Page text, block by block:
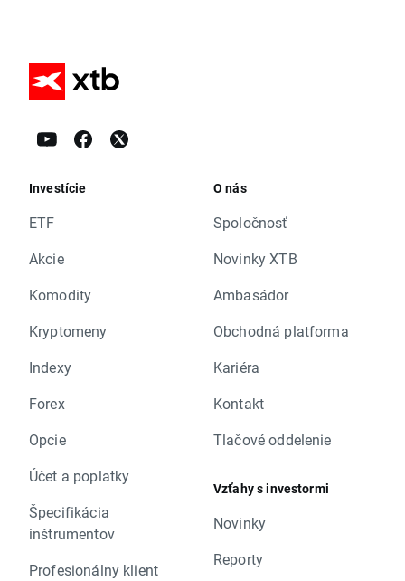
Investície
ETF
Akcie
Komodity
Kryptomeny
Indexy
Forex
Opcie
Účet a poplatky
Špecifikácia
inštrumentov
Profesionálny klient
O nás
Spoločnosť
Novinky XTB
Ambasádor
Obchodná platforma
Kariéra
Kontakt
Tlačové oddelenie
Vzťahy s investormi
Novinky
Reporty